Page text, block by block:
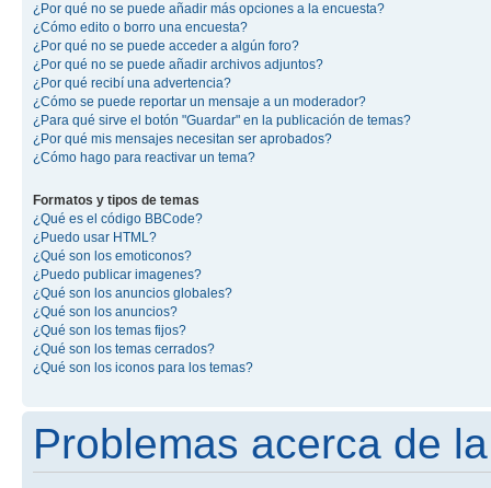
¿Por qué no se puede añadir más opciones a la encuesta?
¿Cómo edito o borro una encuesta?
¿Por qué no se puede acceder a algún foro?
¿Por qué no se puede añadir archivos adjuntos?
¿Por qué recibí una advertencia?
¿Cómo se puede reportar un mensaje a un moderador?
¿Para qué sirve el botón "Guardar" en la publicación de temas?
¿Por qué mis mensajes necesitan ser aprobados?
¿Cómo hago para reactivar un tema?
Formatos y tipos de temas
¿Qué es el código BBCode?
¿Puedo usar HTML?
¿Qué son los emoticonos?
¿Puedo publicar imagenes?
¿Qué son los anuncios globales?
¿Qué son los anuncios?
¿Qué son los temas fijos?
¿Qué son los temas cerrados?
¿Qué son los iconos para los temas?
Problemas acerca de